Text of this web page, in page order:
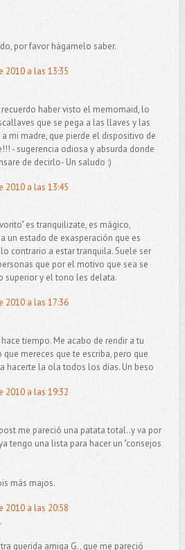
por favor hágamelo saber.
2010 a las 13:35
haber visto el memomaid, lo
que se pega a las llaves y las
mi madre, que pierde el dispositivo de
- sugerencia odiosa y absurda donde
de decirlo- Un saludo :)
2010 a las 13:45
es tranquilizate, es mágico,
un estado de exasperación que es
contrario a estar tranquila. Suele ser
que por el motivo que sea se
superior y el tono les delata.
2010 a las 17:36
tiempo. Me acabo de rendir a tu
que mereces que te escriba, pero que
hacerte la ola todos los días. Un beso
2010 a las 19:32
me pareció una patata total..y va por
tengo una lista para hacer un "consejos
más majos.
2010 a las 20:58
querida amiga G., que me pareció